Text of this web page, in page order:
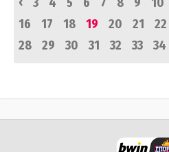
16
17 18 19 20 21 22
28
29 30 31 32 33 34